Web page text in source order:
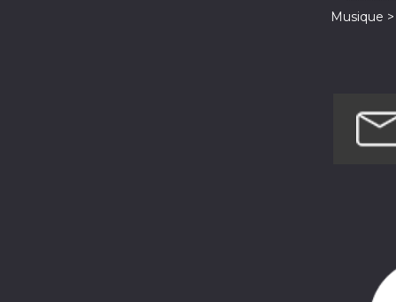
Musique